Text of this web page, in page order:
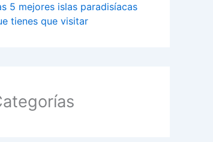
5 mejores islas paradisíacas
tienes que visitar